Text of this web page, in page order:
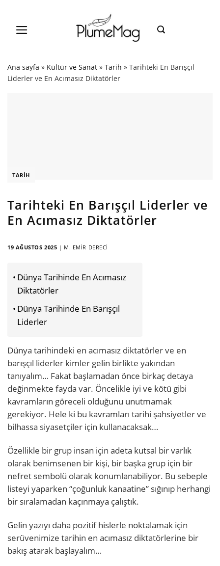
content
Ana sayfa » Kültür ve Sanat » Tarih » Tarihteki En Barışçıl
Liderler ve En Acımasız Diktatörler
TARIH
Tarihteki En Barışçıl Liderler ve
En Acımasız Diktatörler
19 AĞUSTOS 2025 | M. EMIR DERECI
Dünya Tarihinde En Acımasız
Diktatörler
Dünya Tarihinde En Barışçıl
Liderler
Dünya tarihindeki en acımasız diktatörler ve en
barışçıl liderler kimler gelin birlikte yakından
tanıyalım… Fakat başlamadan önce birkaç detaya
değinmekte fayda var. Öncelikle iyi ve kötü gibi
kavramların göreceli olduğunu unutmamak
gerekiyor. Hele ki bu kavramları tarihi şahsiyetler ve
bilhassa siyasetçiler için kullanacaksak…
Özellikle bir grup insan için adeta kutsal bir varlık
olarak benimsenen bir kişi, bir başka grup için bir
nefret sembolü olarak konumlanabiliyor. Bu sebeple
listeyi yaparken “çoğunluk kanaatine” sığınıp herhangi
bir sıralamadan kaçınmaya çalıştık.
Gelin yazıyı daha pozitif hislerle noktalamak için
serüvenimize tarihin en acımasız diktatörlerine bir
bakış atarak başlayalım…